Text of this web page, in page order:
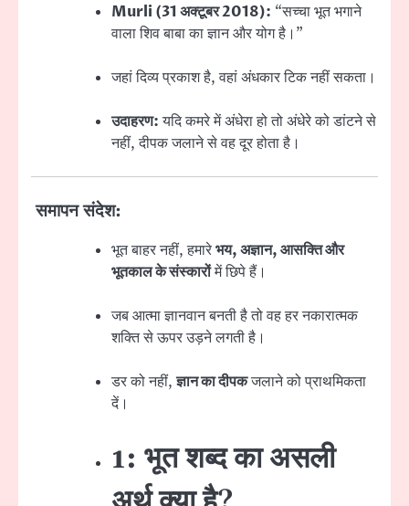
Murli (31 अक्टूबर 2018): “सच्चा भूत भगाने
वाला शिव बाबा का ज्ञान और योग है।”
जहां दिव्य प्रकाश है, वहां अंधकार टिक नहीं सकता।
उदाहरण:यदि कमरे में अंधेरा हो तो अंधेरे को डांटने से
नहीं, दीपक जलाने से वह दूर होता है।
समापन संदेश:
भूत बाहर नहीं, हमारेभय, अज्ञान, आसक्ति और
भूतकाल के संस्कारोंमें छिपे हैं।
जब आत्मा ज्ञानवान बनती है तो वह हर नकारात्मक
शक्ति से ऊपर उड़ने लगती है।
डर को नहीं,ज्ञान का दीपकजलाने को प्राथमिकता
दें।
1: भूत शब्द का असली